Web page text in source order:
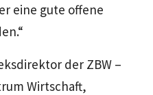
eine gute offene
der ZBW –
Wirtschaft,